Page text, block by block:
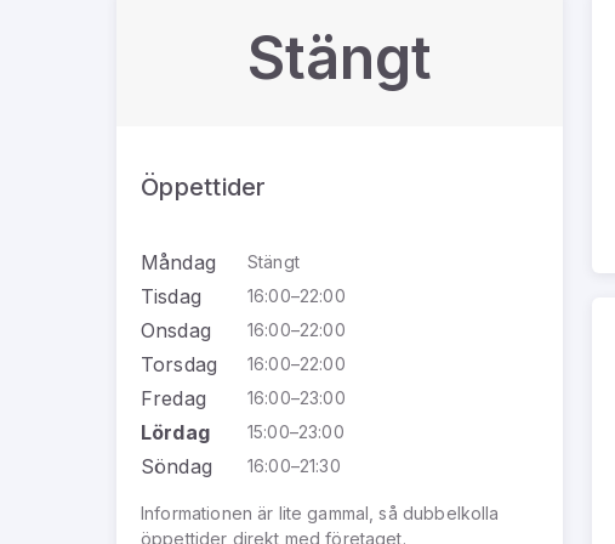
Stängt
Öppettider
Måndag Stängt
Tisdag 16:00–22:00
Onsdag 16:00–22:00
Torsdag 16:00–22:00
Fredag 16:00–23:00
Lördag 15:00–23:00
Söndag 16:00–21:30
Informationen är lite gammal, så dubbelkolla
öppettider direkt med företaget.